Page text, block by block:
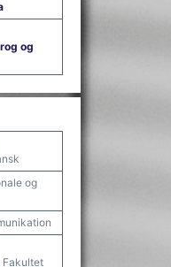
og
og
Fakultet